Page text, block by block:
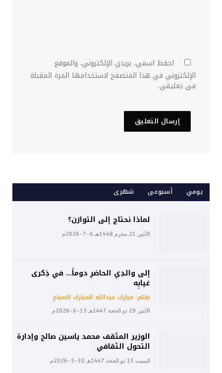
احفظ اسمي، بريدي الإلكتروني، والموقع
الإلكتروني في هذا المتصفح لاستخدامها المرة المقبلة
في تعليقي.
يومي أسبوعى شهرى
لماذا نحتاج إلى التوازن؟
الأثنين 21 محرم 1448هـ 6-7-2026م
إلى والدِي الحاضرِ دوماً… في ذِكرى
غيابِه
بقلم: مبارك عبدالله المبارك الصباح
الأثنين 29 ذو الحجة 1447هـ 15-6-2026م
الوزير المثقف محمد ياسين صالح وإدارة
التحول الثقافي
السبت 13 ذو الحجة 1447هـ 30-5-2026م